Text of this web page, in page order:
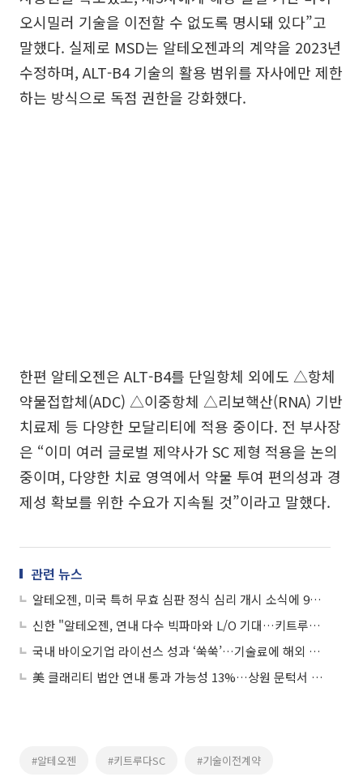
오시밀러 기술을 이전할 수 없도록 명시돼 있다”고
말했다. 실제로 MSD는 알테오젠과의 계약을 2023년
수정하며, ALT-B4 기술의 활용 범위를 자사에만 제한
하는 방식으로 독점 권한을 강화했다.
한편 알테오젠은 ALT-B4를 단일항체 외에도 △항체
약물접합체(ADC) △이중항체 △리보핵산(RNA) 기반
치료제 등 다양한 모달리티에 적용 중이다. 전 부사장
은 “이미 여러 글로벌 제약사가 SC 제형 적용을 논의
중이며, 다양한 치료 영역에서 약물 투여 편의성과 경
제성 확보를 위한 수요가 지속될 것”이라고 말했다.
관련 뉴스
알테오젠, 미국 특허 무효 심판 정식 심리 개시 소식에 9%↑
신한 "알테오젠, 연내 다수 빅파마와 L/O 기대…키트루다SC 출시 코앞"
국내 바이오기업 라이선스 성과 ‘쑥쑥’…기술료에 해외 진출까지
美 클래리티 법안 연내 통과 가능성 13%…상원 문턱서 제동
#알테오젠 #키트루다SC #기술이전계약